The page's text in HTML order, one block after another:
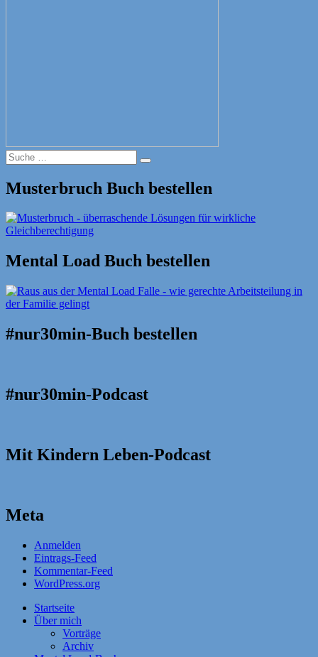
Suche
nach:
Suche
Musterbruch Buch bestellen
Mental Load Buch bestellen
#nur30min-Buch bestellen
#nur30min-Podcast
Mit Kindern Leben-Podcast
Meta
Anmelden
Eintrags-Feed
Kommentar-Feed
WordPress.org
Startseite
Über mich
Vorträge
Archiv